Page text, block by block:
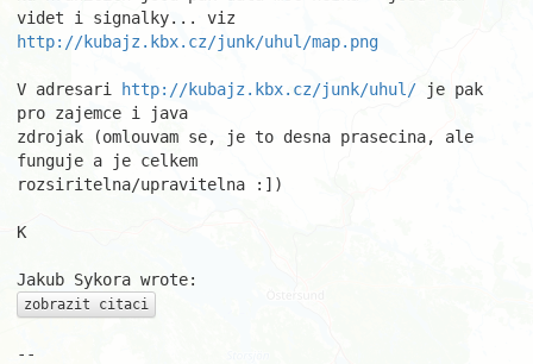
http://kubajz.kbx.cz/junk/uhul/map.png
V adresari http://kubajz.kbx.cz/junk/uhul/ je pak
pro zajemce i java
zdrojak (omlouvam se, je to desna prasecina, ale
funguje a je celkem
rozsiritelna/upravitelna :])
K
zobrazit citaci
--